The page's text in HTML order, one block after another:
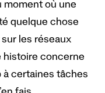
moment où une
quelque chose
les réseaux
histoire concerne
certaines tâches